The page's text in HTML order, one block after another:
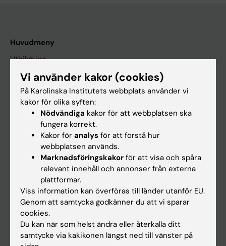
Huvudmeny
Utbildning
Forskarutbildning
Forskning
Nyheter
Kalender
Student
Ladok
Canvas
Vi använder kakor (cookies)
På Karolinska Institutets webbplats använder vi
kakor för olika syften:
Nödvändiga kakor för att webbplatsen ska
fungera korrekt.
Kakor för analys för att förstå hur
webbplatsen används.
Marknadsföringskakor för att visa och spåra
relevant innehåll och annonser från externa
plattformar.
Viss information kan överföras till länder utanför EU.
Genom att samtycka godkänner du att vi sparar
cookies.
Du kan när som helst ändra eller återkalla ditt
samtycke via kakikonen längst ned till vänster på